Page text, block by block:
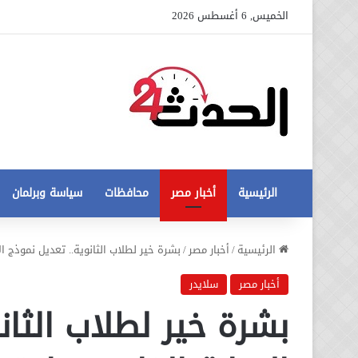
الخميس, 6 أغسطس 2026
الرئيسية أخبار مصر محافظات سياسة وبرلمان
الرئيسية/أخبار مصر/بشرة خير لطلاب الثانوية.. تعديل نموذج
أخبار مصر
سلايدر
بشرة خير لطلاب
عاجل
جديدة
في
أزمة
مخالفات
البناءعاجل تطورات جديدة في